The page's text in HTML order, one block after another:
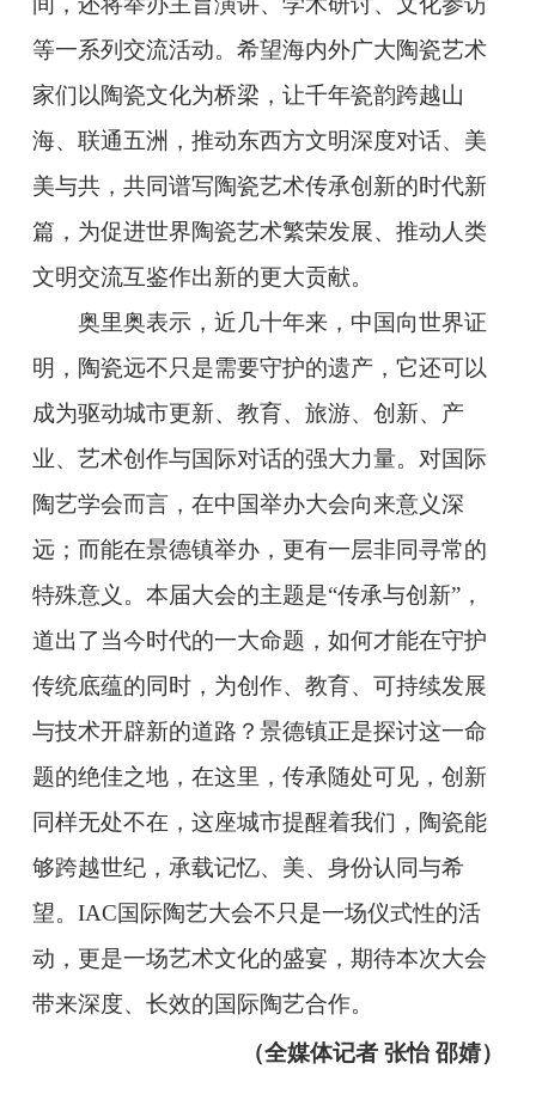
等一系列交流活动。希望海内外广大陶瓷艺术
家们以陶瓷文化为桥梁，让千年瓷韵跨越山
海、联通五洲，推动东西方文明深度对话、美
美与共，共同谱写陶瓷艺术传承创新的时代新
篇，为促进世界陶瓷艺术繁荣发展、推动人类
文明交流互鉴作出新的更大贡献。
奥里奥表示，近几十年来，中国向世界证
明，陶瓷远不只是需要守护的遗产，它还可以
成为驱动城市更新、教育、旅游、创新、产
业、艺术创作与国际对话的强大力量。对国际
陶艺学会而言，在中国举办大会向来意义深
远；而能在景德镇举办，更有一层非同寻常的
特殊意义。本届大会的主题是“传承与创新”，
道出了当今时代的一大命题，如何才能在守护
传统底蕴的同时，为创作、教育、可持续发展
与技术开辟新的道路？景德镇正是探讨这一命
题的绝佳之地，在这里，传承随处可见，创新
同样无处不在，这座城市提醒着我们，陶瓷能
够跨越世纪，承载记忆、美、身份认同与希
望。IAC国际陶艺大会不只是一场仪式性的活
动，更是一场艺术文化的盛宴，期待本次大会
带来深度、长效的国际陶艺合作。
（全媒体记者 张怡 邵婧）